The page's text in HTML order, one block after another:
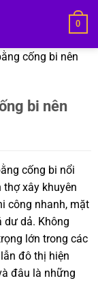
0
cống bi nên
bi nên
cống bi nổi
thợ xây khuyên
công nhanh, mặt
dư dả. Không
lớn trong các
đô thị hiện
đâu là những